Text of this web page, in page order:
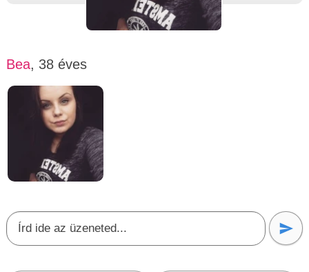
Bea, 38 éves